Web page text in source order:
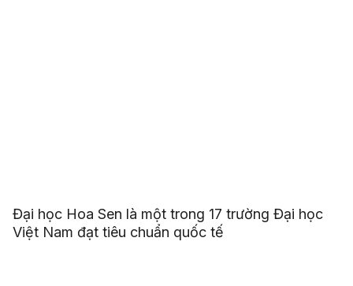
Đại học Hoa Sen là một trong 17 trường Đại học
Việt Nam đạt tiêu chuẩn quốc tế